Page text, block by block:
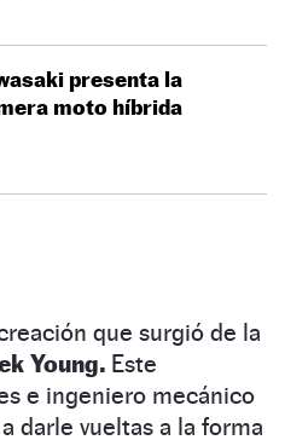
presenta la
moto híbrida
que surgió de la
Young. Este
e ingeniero mecánico
darle vueltas a la forma